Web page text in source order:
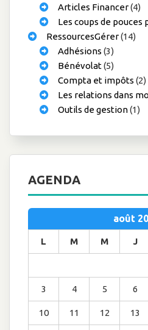
Articles Financer(4)
Les coups de pouces
RessourcesGérer(14)
Adhésions (3)
Bénévolat(5)
Compta et impôts (2)
Les relations dans
Outils de gestion(1)
AGENDA
août
L M M J
3 4 5 6
10 11 12 13